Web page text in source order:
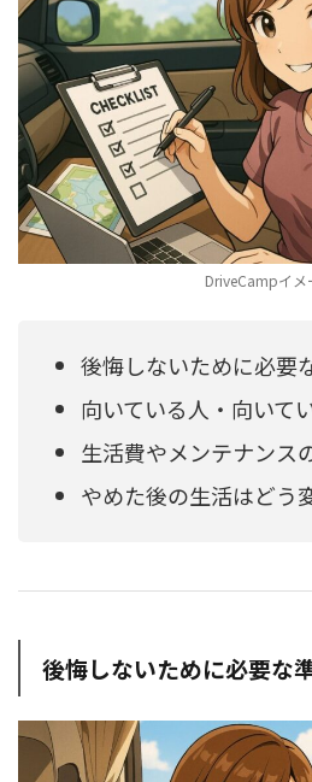
DriveCampイメ
後悔しないために必要
向いている人・向いて
生活費やメンテナンス
やめた後の生活はどう
後悔しないために必要な